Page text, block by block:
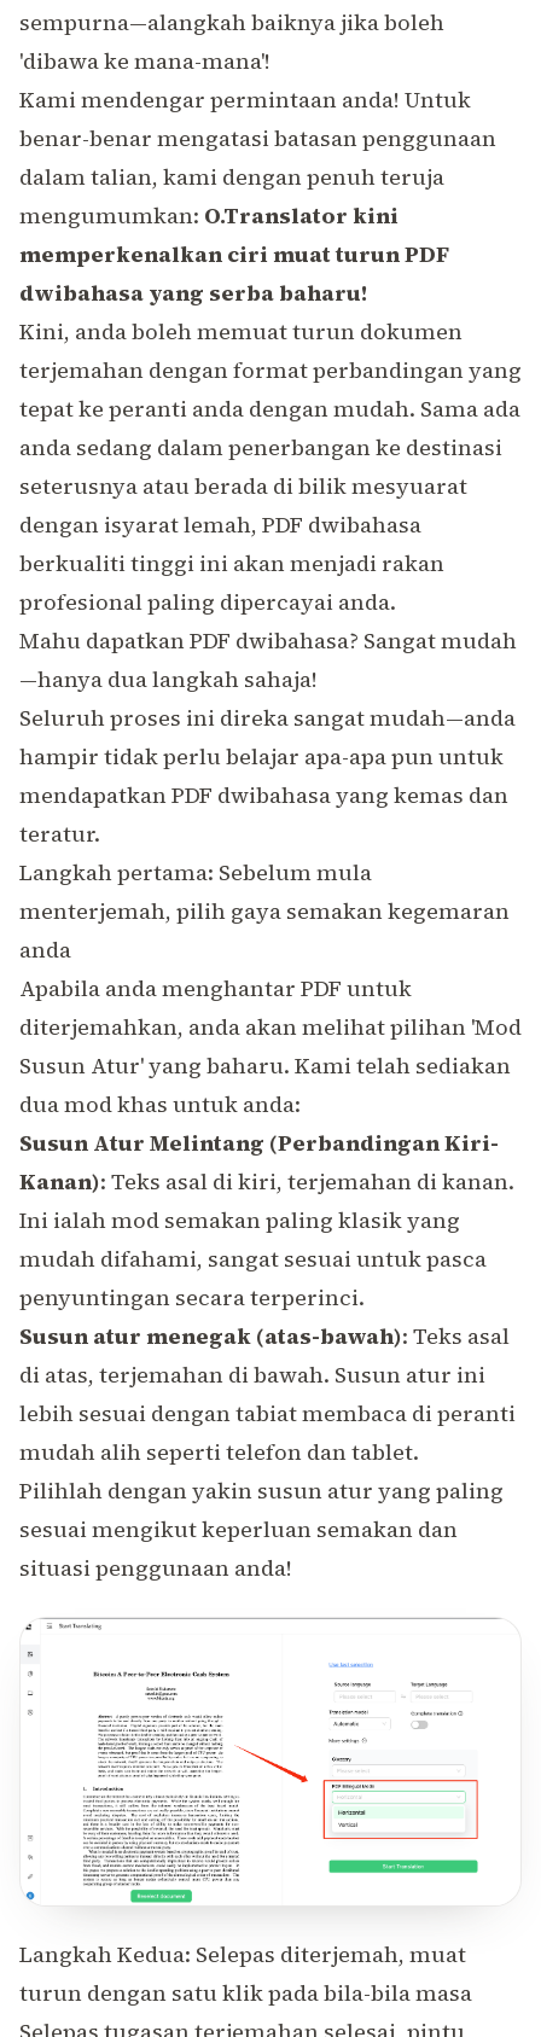
sempurna—alangkah baiknya jika boleh
'dibawa ke mana-mana'!
Kami mendengar permintaan anda! Untuk
benar-benar mengatasi batasan penggunaan
dalam talian, kami dengan penuh teruja
mengumumkan: O.Translator kini
memperkenalkan ciri muat turun PDF
dwibahasa yang serba baharu!
Kini, anda boleh memuat turun dokumen
terjemahan dengan format perbandingan yang
tepat ke peranti anda dengan mudah. Sama ada
anda sedang dalam penerbangan ke destinasi
seterusnya atau berada di bilik mesyuarat
dengan isyarat lemah, PDF dwibahasa
berkualiti tinggi ini akan menjadi rakan
profesional paling dipercayai anda.
Mahu dapatkan PDF dwibahasa? Sangat mudah
—hanya dua langkah sahaja!
Seluruh proses ini direka sangat mudah—anda
hampir tidak perlu belajar apa-apa pun untuk
mendapatkan PDF dwibahasa yang kemas dan
teratur.
Langkah pertama: Sebelum mula
menterjemah, pilih gaya semakan kegemaran
anda
Apabila anda menghantar PDF untuk
diterjemahkan, anda akan melihat pilihan 'Mod
Susun Atur' yang baharu. Kami telah sediakan
dua mod khas untuk anda:
Susun Atur Melintang (Perbandingan Kiri-
Kanan): Teks asal di kiri, terjemahan di kanan.
Ini ialah mod semakan paling klasik yang
mudah difahami, sangat sesuai untukpasca
penyuntingan secara terperinci.
Susun atur menegak (atas-bawah): Teks asal
di atas, terjemahan di bawah. Susun atur ini
lebih sesuai dengan tabiat membaca di peranti
mudah alih seperti telefon dan tablet.
Pilihlah dengan yakin susun atur yang paling
sesuai mengikut keperluan semakan dan
situasi penggunaan anda!
Langkah Kedua: Selepas diterjemah, muat
turun dengan satu klik pada bila-bila masa